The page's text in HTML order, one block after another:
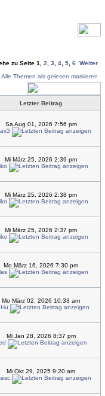
zu Seite 1 2 3 4 5 6 Weiter
Alle Themen als gelesen markieren
Letzter Beitrag
Sa Aug 01, 2026 7:56 pm
Mi März 25, 2026 2:39 pm
Mi März 25, 2026 2:38 pm
Mi März 25, 2026 2:37 pm
Mo März 16, 2026 7:30 pm
Mo März 02, 2026 10:33 am
Mi Jan 28, 2026 8:37 pm
Mi Okt 29, 2025 9:20 am